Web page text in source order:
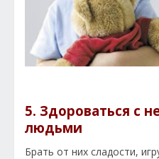
5. Здороваться с
людьми
Брать от них сладости,